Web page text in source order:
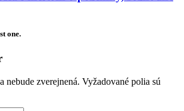
one.
nebude zverejnená. Vyžadované polia sú